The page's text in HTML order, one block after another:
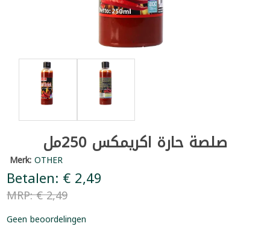
صلصة حارة اكريمكس 250مل
Merk:OTHER
Betalen: € 2,49
MRP: € 2,49
Geen beoordelingen